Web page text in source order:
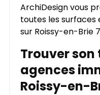
ArchiDesign vous
toutes les surfaces
sur Roissy-en-Brie
Trouver
agences
Roissy-en-